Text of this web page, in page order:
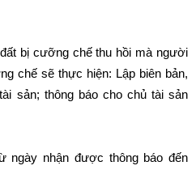
bị cưỡng chế thu hồi mà người
chế sẽ thực hiện: Lập biên bản,
sản; thông báo cho chủ tài sản
ngày nhận được thông báo đến